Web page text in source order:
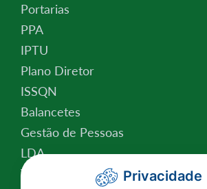
Portarias
PPA
IPTU
Plano Diretor
ISSQN
Balancetes
Gestão de Pessoas
LDA
Valor da Terra Nua Privacidade